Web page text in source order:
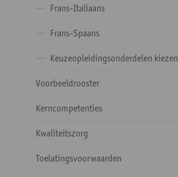
Frans-Italiaans
Frans-Spaans
Keuzeopleidingsonderdelen kiezen
Voorbeeldrooster
Kerncompetenties
Kwaliteitszorg
Toelatingsvoorwaarden